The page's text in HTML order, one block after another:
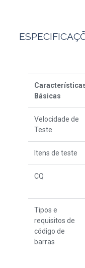
Básicas
Velocidade de
Teste
Itens de teste
CQ
Tipos e
requisitos de
código de
barras